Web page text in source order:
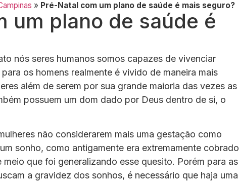
» Pré-Natal com um plano de saúde é mais seguro?
um plano de saúde é
nós seres humanos somos capazes de vivenciar
os homens realmente é vivido de maneira mais
além de serem por sua grande maioria das vezes as
possuem um dom dado por Deus dentro de si, o
não considerarem mais uma gestação como
sonho, como antigamente era extremamente cobrado
que foi generalizando esse quesito. Porém para as
a gravidez dos sonhos, é necessário que haja uma